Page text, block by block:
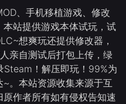
、手机移植游戏、修改
站提供游戏本体试玩，试
想爽玩还提供修改器，
亲自测试后打包上传，绿
！解压即玩！99%为
。本站资源收集来源于互
作者所有如有侵权告知速